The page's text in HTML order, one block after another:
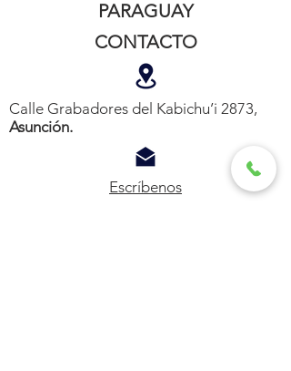
PARAGUAY
CONTACTO
Calle Grabadores del Kabichu’i 2873,
Asunción.
Escríbenos